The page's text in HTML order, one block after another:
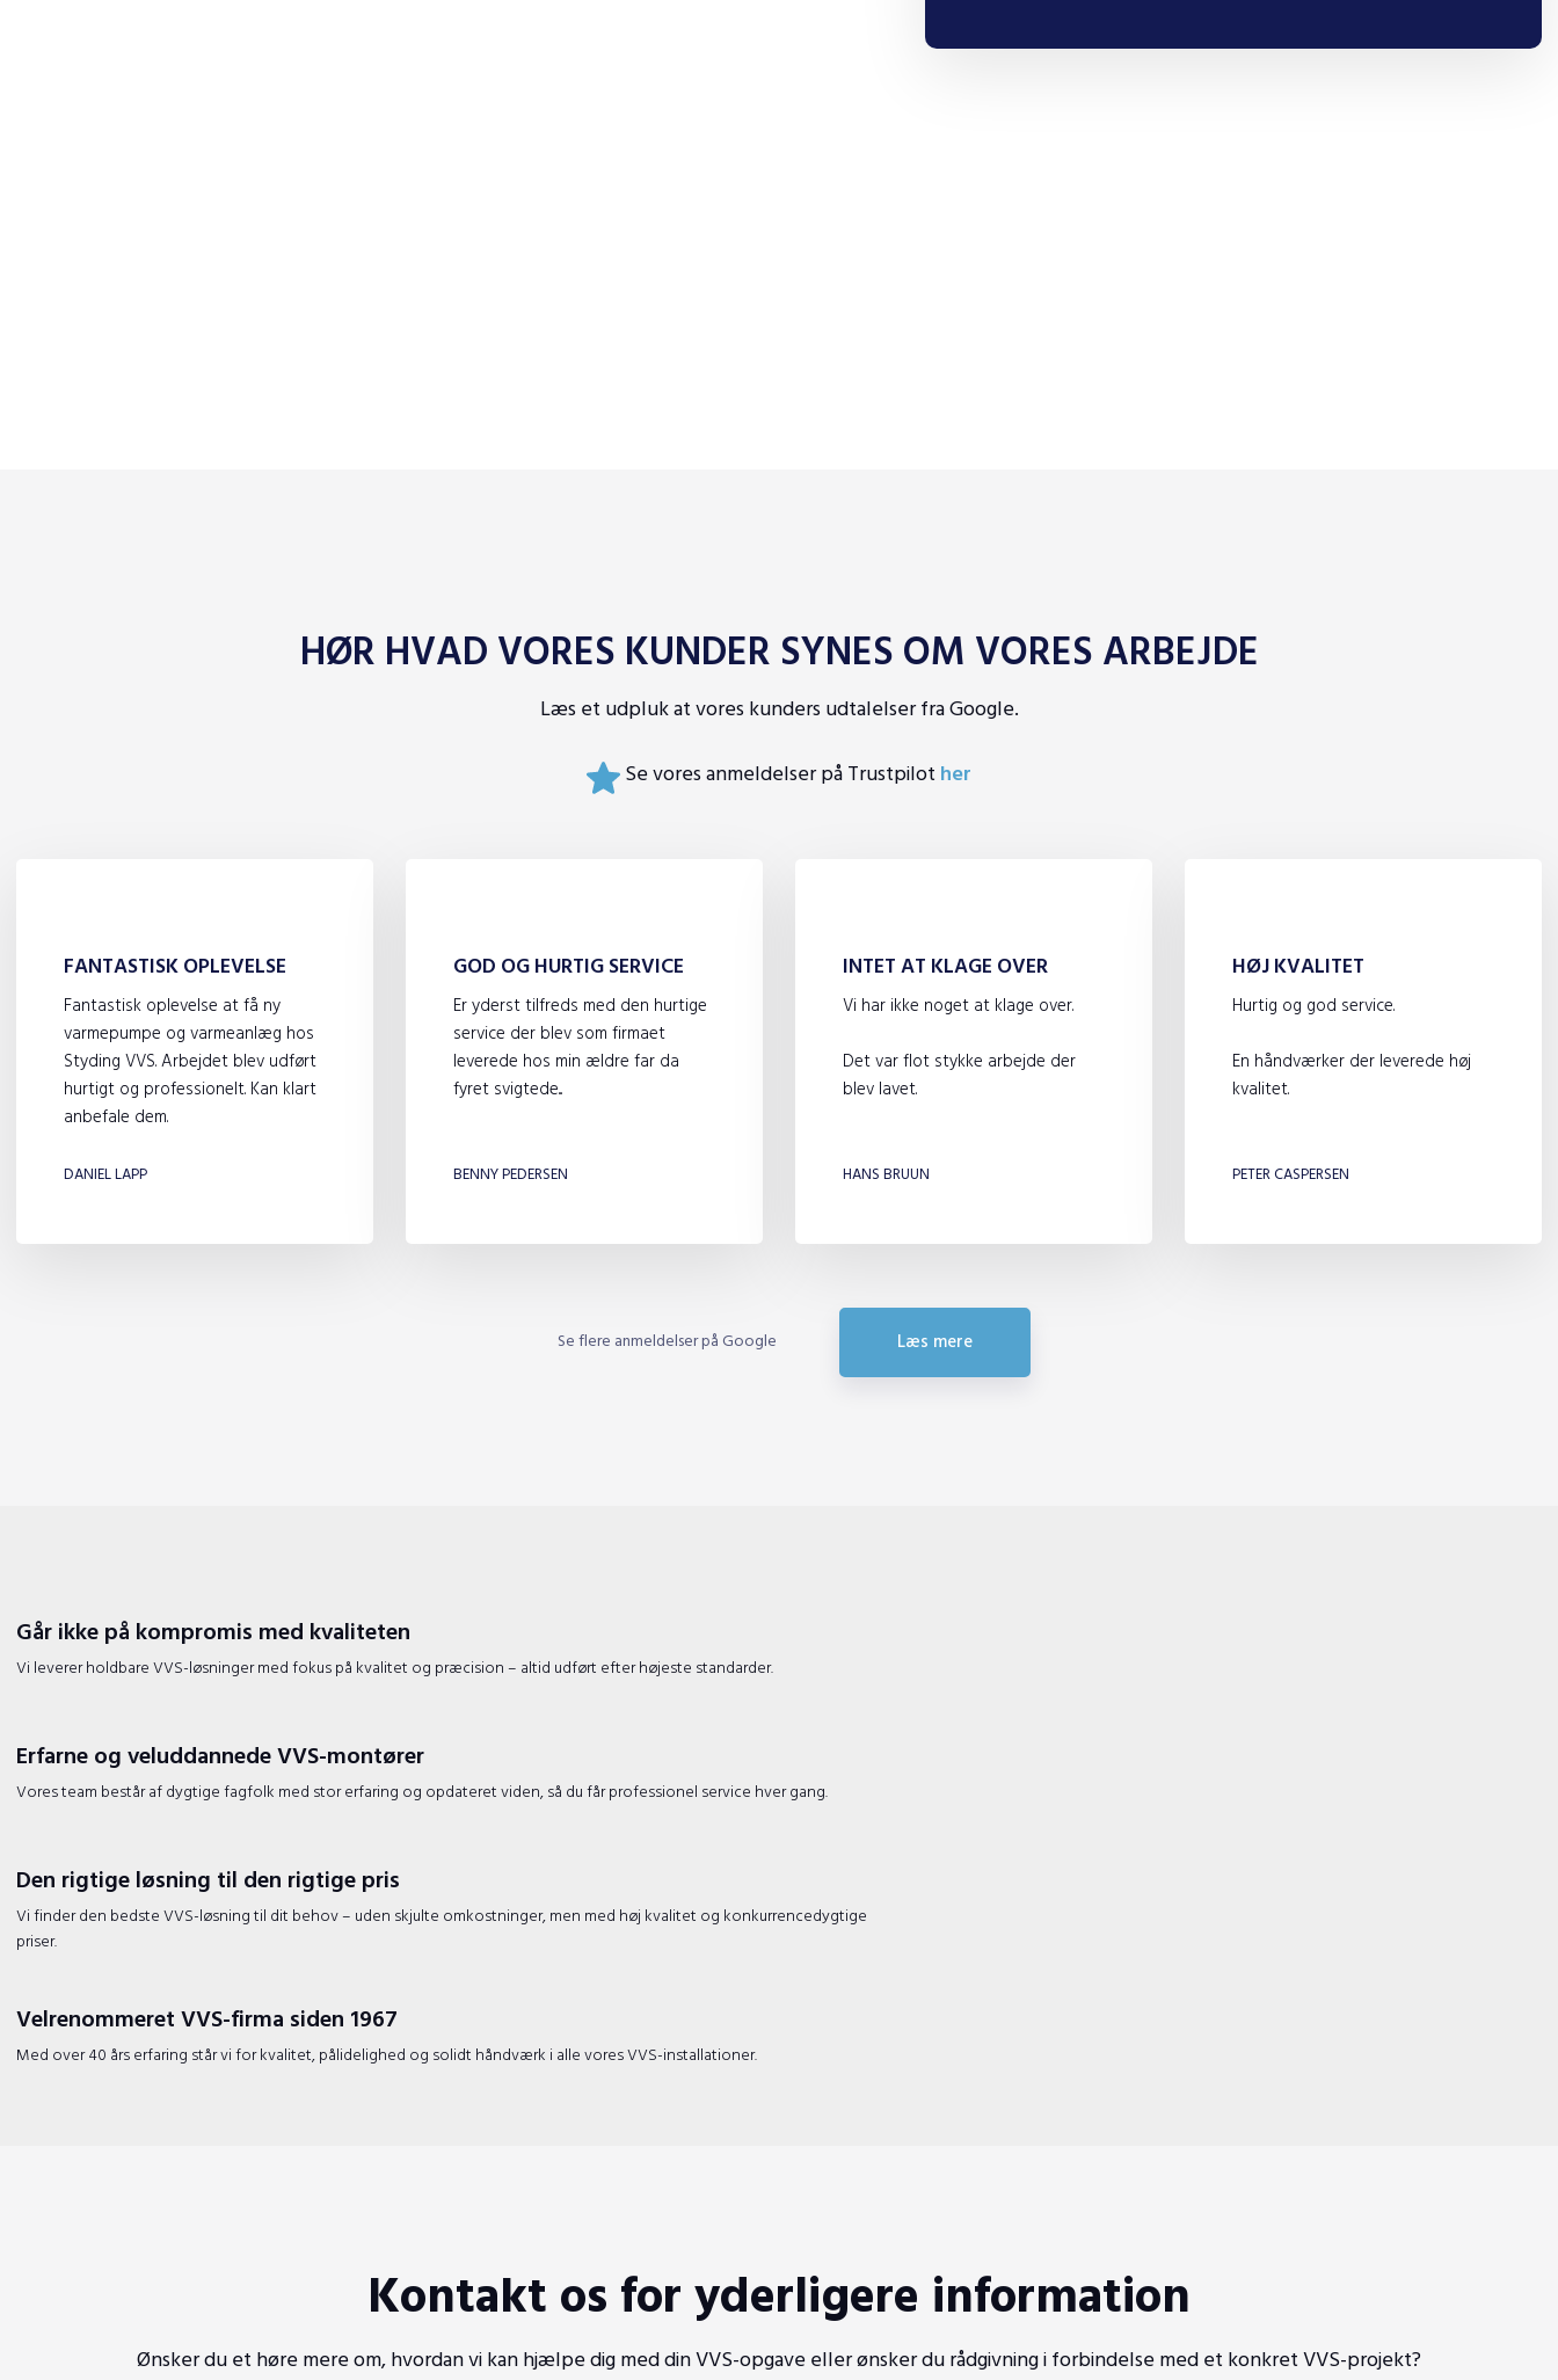
HØR HVAD VORES KUNDER SYNES OM VORES ARBEJDE​
Læs et udpluk at vores kunders udtalelser fra Google.
Se vores anmeldelser på Trustpilother
FANTASTISK OPLEVELSE
Fantastisk oplevelse at få ny
varmepumpe og varmeanlæg hos
Styding VVS. Arbejdet blev udført
hurtigt og professionelt. Kan klart
anbefale dem.
DANIEL LAPP
GOD OG HURTIG SERVICE
Er yderst tilfreds med den hurtige
service der blev som firmaet
leverede hos min ældre far da
fyret svigtede...
BENNY PEDERSEN
INTET AT KLAGE OVER
Vi har ikke noget at klage over.
Det var flot stykke arbejde der
blev lavet.
HANS BRUUN
HØJ KVALITET
Hurtig og god service.
En håndværker der leverede høj
kvalitet.
PETER CASPERSEN
Se flere anmeldelser på Google Læs mere​
Går ikke på kompromis med kvaliteten
​Vi leverer holdbare VVS-løsninger med fokus på kvalitet og præcision – altid udført efter højeste standarder.
Erfarne og veluddannede VVS-montører
​Vores team består af dygtige fagfolk med stor erfaring og opdateret viden, så du får professionel service hver gang.
Den rigtige løsning til den rigtige pris
​Vi finder den bedste VVS-løsning til dit behov – uden skjulte omkostninger, men med høj kvalitet og konkurrencedygtige
priser.
Velrenommeret VVS-firma siden 1967
​Med over 40 års erfaring står vi for kvalitet, pålidelighed og solidt håndværk i alle vores VVS-installationer.
Kontakt os for yderligere information
Ønsker du et høre mere om, hvordan vi kan hjælpe dig med din VVS-opgave eller ønsker du rådgivning i forbindelse med et konkret VVS-projekt?